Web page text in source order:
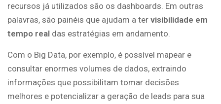
recursos já utilizados são os dashboards. Em outras
palavras, são painéis que ajudam a ter visibilidade em
tempo real das estratégias em andamento.
Com o Big Data, por exemplo, é possível mapear e
consultar enormes volumes de dados, extraindo
informações que possibilitam tomar decisões
melhores e potencializar a geração de leads para sua